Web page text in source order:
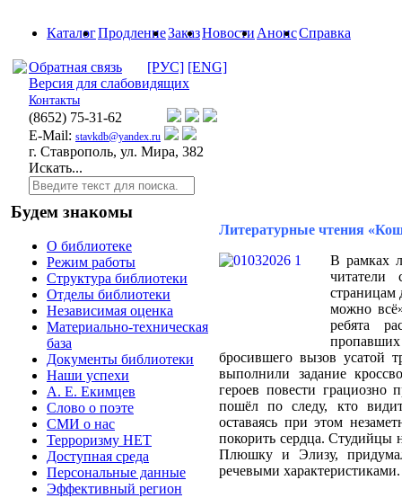
КаталогПродлениеЗаказНовости АнонсСправка
Обратная связь [РУС] [ENG]
Версия для слабовидящих
Контакты
(8652) 75-31-62
E-Mail: stavkdb@yandex.ru
г. Ставрополь, ул. Мира, 382
Искать...
Будем знакомы
О библиотеке
Режим работы
Структура библиотеки
Отделы библиотеки
Независимая оценка
Материально-техническая
база
Документы библиотеки
Наши успехи
А. Е. Екимцев
Слово о поэте
СМИ о нас
Терроризму НЕТ
Доступная среда
Персональные данные
Эффективный регион
Литературные чтения
В рамках
читатели
страницам
можно
ребята
бросившего вызов усатой
выполнили задание
героев повести грациозно
пошёл по следу, кто
оставаясь при этом
покорить сердца. Студийцы
Плюшку и Элизу,
речевыми характеристиками.